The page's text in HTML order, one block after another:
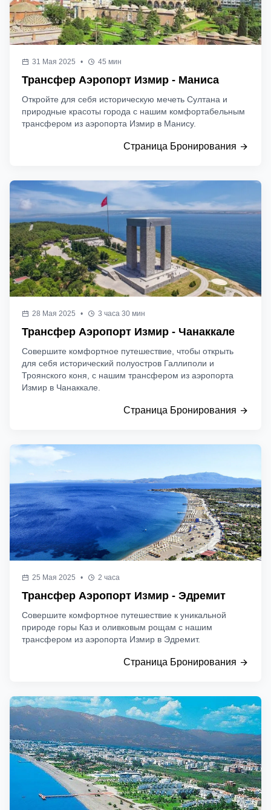
31 Мая 2025 • 45 мин
Трансфер Аэропорт Измир - Маниса
Откройте для себя историческую мечеть Султана и
природные красоты города с нашим комфортабельным
трансфером из аэропорта Измир в Манису.
Страница Бронирования
28 Мая 2025 • 3 часа 30 мин
Трансфер Аэропорт Измир - Чанаккале
Совершите комфортное путешествие, чтобы открыть
для себя исторический полуостров Галлиполи и
Троянского коня, с нашим трансфером из аэропорта
Измир в Чанаккале.
Страница Бронирования
25 Мая 2025 • 2 часа
Трансфер Аэропорт Измир - Эдремит
Совершите комфортное путешествие к уникальной
природе горы Каз и оливковым рощам с нашим
трансфером из аэропорта Измир в Эдремит.
Страница Бронирования